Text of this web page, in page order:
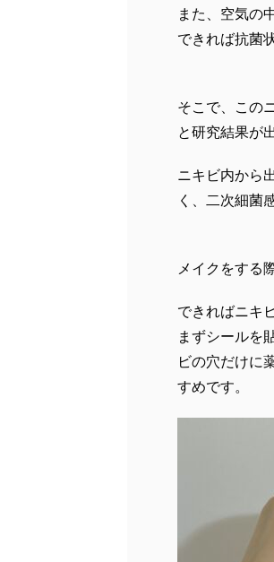
また、空気の
できれば抗菌
そこで、この
と研究結果が
ニキビ内から
く、二次細菌
メイクをする
できればニキ
まずシールを
ビの穴だけに
すめです。